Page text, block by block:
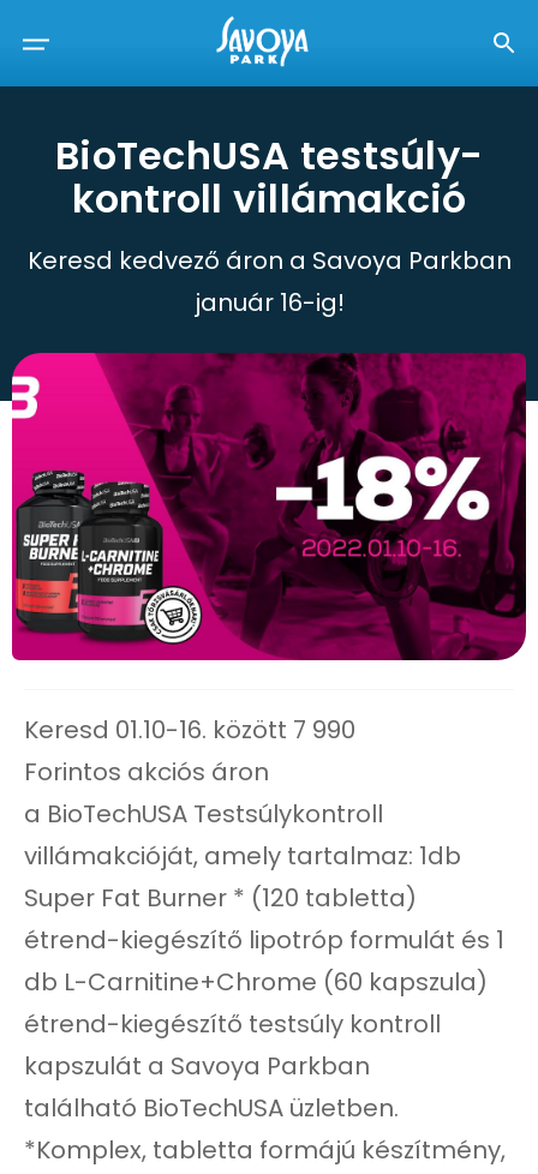
BioTechUSA testsúly-
kontroll villámakció
Keresd kedvező áron a Savoya Parkban
január 16-ig!
Keresd 01.10-16. között 7 990
Forintos akciós áron
a BioTechUSA Testsúlykontroll
villámakcióját, amely tartalmaz: 1db
Super Fat Burner * (120 tabletta)
étrend-kiegészítő lipotróp formulát és 1
db L-Carnitine+Chrome (60 kapszula)
étrend-kiegészítő testsúly kontroll
kapszulát a Savoya Parkban
található BioTechUSA üzletben.
*Komplex, tabletta formájú készítmény,